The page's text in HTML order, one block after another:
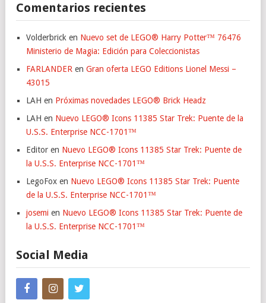
Comentarios recientes
Volderbrick en Nuevo set de LEGO® Harry Potter™ 76476
Ministerio de Magia: Edición para Coleccionistas
FARLANDER en Gran oferta LEGO Editions Lionel Messi –
43015
LAH en Próximas novedades LEGO® Brick Headz
LAH en Nuevo LEGO® Icons 11385 Star Trek: Puente de la
U.S.S. Enterprise NCC-1701™
Editor en Nuevo LEGO® Icons 11385 Star Trek: Puente de
la U.S.S. Enterprise NCC-1701™
LegoFox en Nuevo LEGO® Icons 11385 Star Trek: Puente
de la U.S.S. Enterprise NCC-1701™
josemi en Nuevo LEGO® Icons 11385 Star Trek: Puente de
la U.S.S. Enterprise NCC-1701™
Social Media